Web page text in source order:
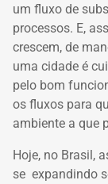
um fluxo de
processos. E,
crescem, de
uma cidade é
pelo bom
os fluxos para
ambiente a que
Hoje, no Brasil,
se expandindo